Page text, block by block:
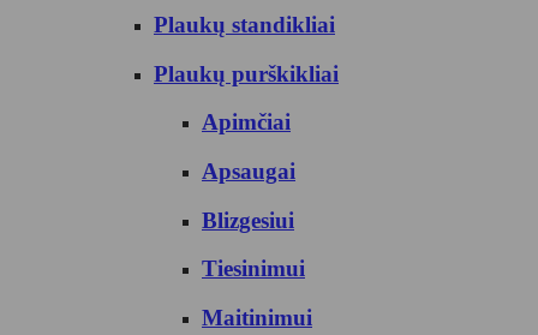
Plaukų standikliai
Plaukų purškikliai
Apimčiai
Apsaugai
Blizgesiui
Tiesinimui
Maitinimui